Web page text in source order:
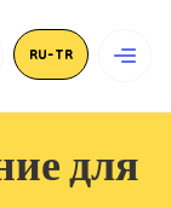
RU-TR
для